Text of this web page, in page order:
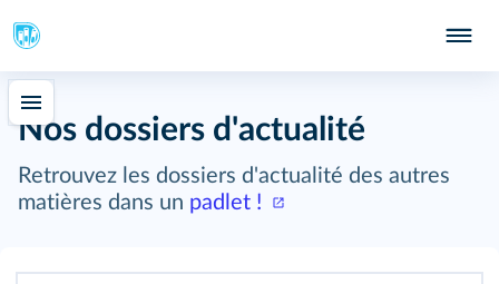
Nos dossiers d'actualité
Retrouvez les dossiers d'actualité des autres
matières dans un padlet !